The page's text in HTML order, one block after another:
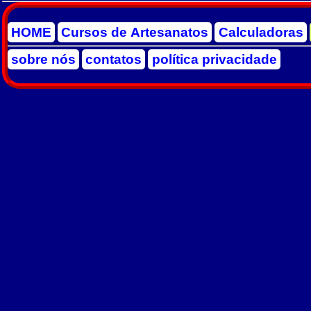
HOME Cursos de Artesanatos Calculadoras
sobre nós
contatos política privacidade